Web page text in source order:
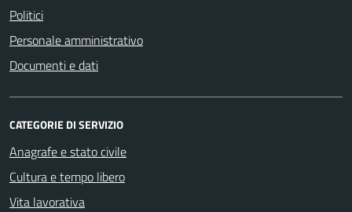
Politici
Personale amministrativo
Documenti e dati
CATEGORIE DI SERVIZIO
Anagrafe e stato civile
Cultura e tempo libero
Vita lavorativa